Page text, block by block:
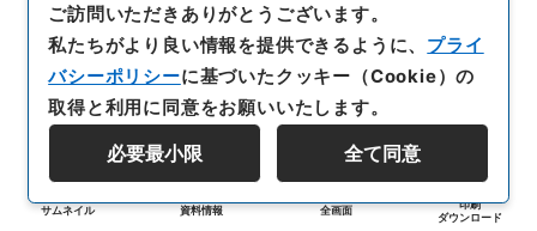
サムネイル 資料情報 全画面
印刷
ダウンロード
ご訪問いただきありがとうございます。
私たちがより良い情報を提供できるように、 プライ
バシーポリシーに基づいたクッキー（Cookie）の
取得と利用に同意をお願いいたします。
必要最小限 全て同意